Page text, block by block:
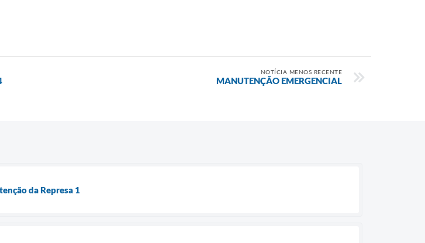
NOTÍCIA MENOS RECENTE
MANUTENÇÃO EMERGENCIAL
da Represa 1